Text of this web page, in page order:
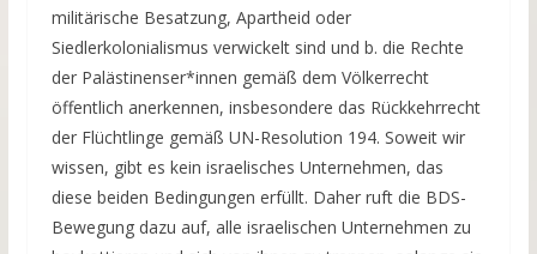
militärische Besatzung, Apartheid oder
Siedlerkolonialismus verwickelt sind und b. die Rechte
der Palästinenser*innen gemäß dem Völkerrecht
öffentlich anerkennen, insbesondere das Rückkehrrecht
der Flüchtlinge gemäß UN-Resolution 194. Soweit wir
wissen, gibt es kein israelisches Unternehmen, das
diese beiden Bedingungen erfüllt. Daher ruft die BDS-
Bewegung dazu auf, alle israelischen Unternehmen zu